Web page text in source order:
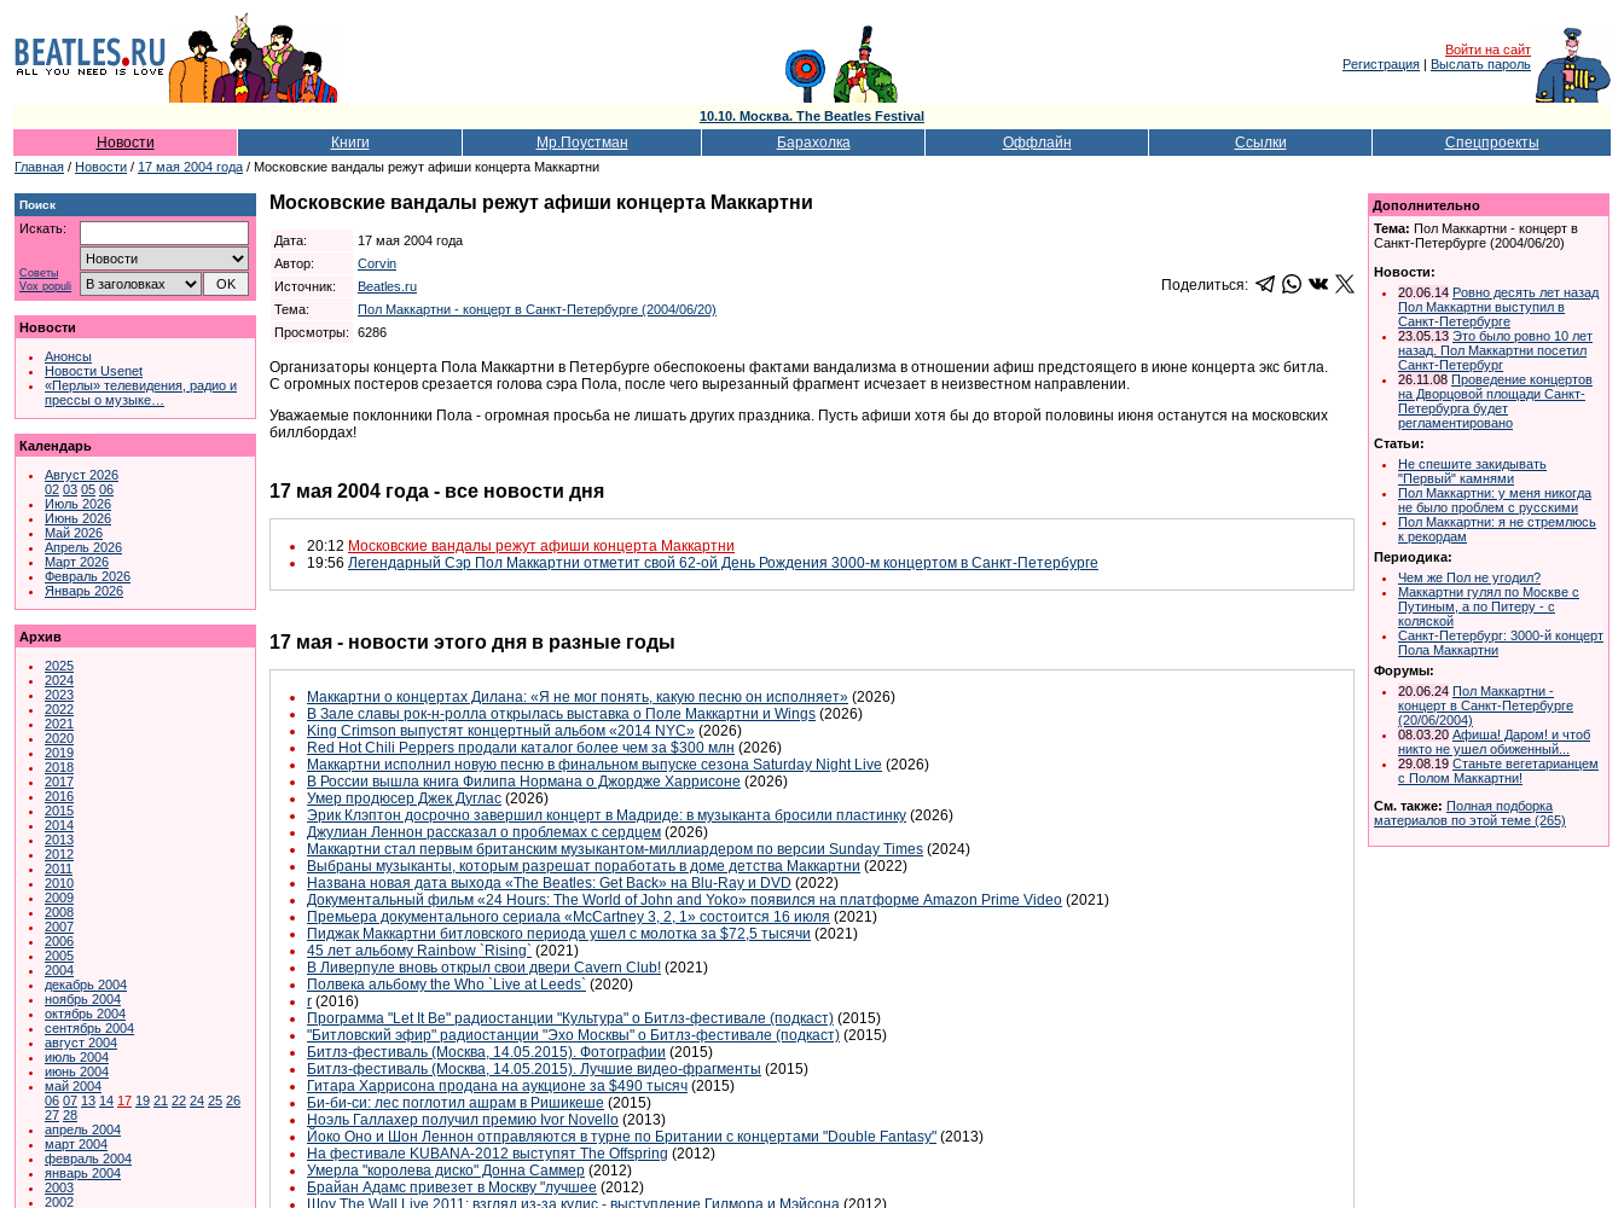
Войти на сайт
Регистрация | Выслать пароль
10.10. Москва. The Beatles Festival
Новости Книги Мр.Поустман Барахолка Оффлайн Ссылки Спецпроекты
Главная / Новости / 17 мая 2004 года / Московские вандалы режут афиши концерта Маккартни
Поиск
Искать:
Советы
Vox populi
Новости
Анонсы
Новости Usenet
«Перлы» телевидения, радио и
прессы о музыке…
Календарь
Август 2026
02 03 05 06
Июль 2026
Июнь 2026
Май 2026
Апрель 2026
Март 2026
Февраль 2026
Январь 2026
Архив
2025
2024
2023
2022
2021
2020
2019
2018
2017
2016
2015
2014
2013
2012
2011
2010
2009
2008
2007
2006
2005
2004
декабрь 2004
ноябрь 2004
октябрь 2004
сентябрь 2004
август 2004
июль 2004
июнь 2004
май 2004
06 07 13 14 17 19 21 22 24 25 26
27 28
апрель 2004
март 2004
февраль 2004
январь 2004
2003
2002
Московские вандалы режут афиши концерта Маккартни
Дата:
17 мая 2004 года
Автор:
Corvin
Источник:
Beatles.ru
Тема:
Пол Маккартни - концерт в Санкт-Петербурге (2004/06/20)
Просмотры:
6286
Поделиться:
Организаторы концерта Пола Маккартни в Петербурге обеспокоены фактами вандализма в отношении афиш предстоящего в июне концерта экс битла.
С огромных постеров срезается голова сэра Пола, после чего вырезанный фрагмент исчезает в неизвестном направлении.
Уважаемые поклонники Пола - огромная просьба не лишать других праздника. Пусть афиши хотя бы до второй половины июня останутся на московских
биллбордах!
17 мая 2004 года - все новости дня
20:12 Московские вандалы режут афиши концерта Маккартни
19:56 Легендарный Сэр Пол Маккартни отметит свой 62-ой День Рождения 3000-м концертом в Санкт-Петербурге
17 мая - новости этого дня в разные годы
Маккартни о концертах Дилана: «Я не мог понять, какую песню он исполняет» (2026)
В Зале славы рок-н-ролла открылась выставка о Поле Маккартни и Wings (2026)
King Crimson выпустят концертный альбом «2014 NYC» (2026)
Red Hot Chili Peppers продали каталог более чем за $300 млн (2026)
Маккартни исполнил новую песню в финальном выпуске сезона Saturday Night Live (2026)
В России вышла книга Филипа Нормана о Джордже Харрисоне (2026)
Умер продюсер Джек Дуглас (2026)
Эрик Клэптон досрочно завершил концерт в Мадриде: в музыканта бросили пластинку (2026)
Джулиан Леннон рассказал о проблемах с сердцем (2026)
Маккартни стал первым британским музыкантом-миллиардером по версии Sunday Times (2024)
Выбраны музыканты, которым разрешат поработать в доме детства Маккартни (2022)
Названа новая дата выхода «The Beatles: Get Back» на Blu-Ray и DVD (2022)
Документальный фильм «24 Hours: The World of John and Yoko» появился на платформе Amazon Prime Video (2021)
Премьера документального сериала «McCartney 3, 2, 1» состоится 16 июля (2021)
Пиджак Маккартни битловского периода ушел с молотка за $72,5 тысячи (2021)
45 лет альбому Rainbow `Rising` (2021)
В Ливерпуле вновь открыл свои двери Cavern Club! (2021)
Полвека альбому the Who `Live at Leeds` (2020)
r (2016)
Программа "Let It Be" радиостанции "Культура" о Битлз-фестивале (подкаст) (2015)
"Битловский эфир" радиостанции "Эхо Москвы" о Битлз-фестивале (подкаст) (2015)
Битлз-фестиваль (Москва, 14.05.2015). Фотографии (2015)
Битлз-фестиваль (Москва, 14.05.2015). Лучшие видео-фрагменты (2015)
Гитара Харрисона продана на аукционе за $490 тысяч (2015)
Би-би-си: лес поглотил ашрам в Ришикеше (2015)
Ноэль Галлахер получил премию Ivor Novello (2013)
Йоко Оно и Шон Леннон отправляются в турне по Британии с концертами "Double Fantasy" (2013)
На фестивале KUBANA-2012 выступят The Offspring (2012)
Умерла "королева диско" Донна Саммер (2012)
Брайан Адамс привезет в Москву "лучшее (2012)
Шоу The Wall Live 2011: взгляд из-за кулис - выступление Гилмора и Мэйсона (2012)
Дополнительно
Тема: Пол Маккартни - концерт в
Санкт-Петербурге (2004/06/20)
Новости:
20.06.14 Ровно десять лет назад
Пол Маккартни выступил в
Санкт-Петербурге
23.05.13 Это было ровно 10 лет
назад. Пол Маккартни посетил
Санкт-Петербург
26.11.08 Проведение концертов
на Дворцовой площади Санкт-
Петербурга будет
регламентировано
Статьи:
Не спешите закидывать
"Первый" камнями
Пол Маккартни: у меня никогда
не было проблем с русскими
Пол Маккартни: я не стремлюсь
к рекордам
Периодика:
Чем же Пол не угодил?
Маккартни гулял по Москве с
Путиным, а по Питеру - с
коляской
Санкт-Петербург: 3000-й концерт
Пола Маккартни
Форумы:
20.06.24 Пол Маккартни -
концерт в Санкт-Петербурге
(20/06/2004)
08.03.20 Афиша! Даром! и чтоб
никто не ушел обиженный...
29.08.19 Станьте вегетарианцем
с Полом Маккартни!
См. также: Полная подборка
материалов по этой теме (265)